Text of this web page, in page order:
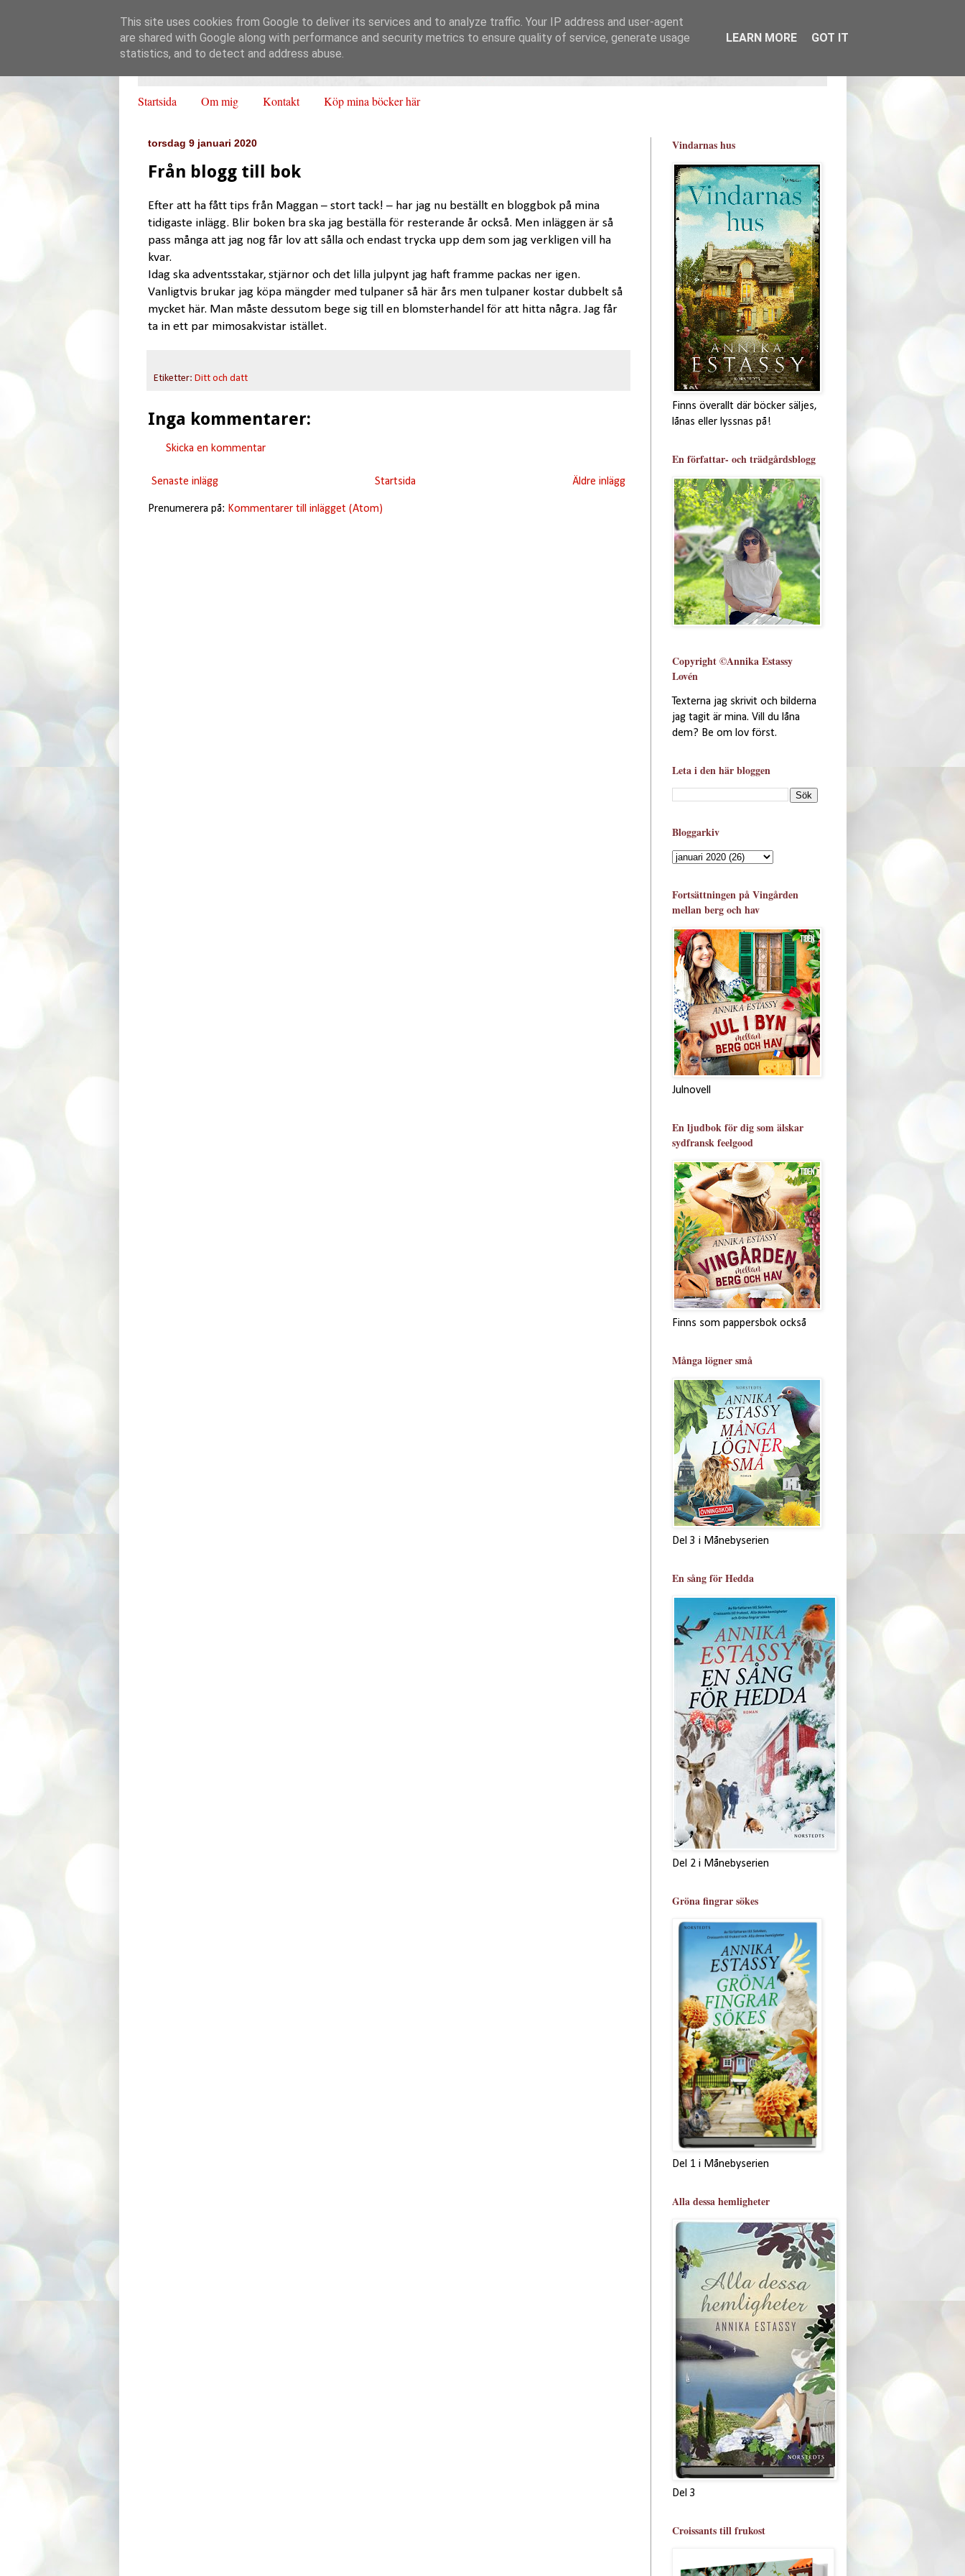
Startsida Om mig Kontakt Köp mina böcker här
torsdag 9 januari 2020
Från blogg till bok
Efter att ha fått tips från Maggan – stort tack! – har jag nu beställt en bloggbok på mina
tidigaste inlägg. Blir boken bra ska jag beställa för resterande år också. Men inläggen är så
pass många att jag nog får lov att sålla och endast trycka upp dem som jag verkligen vill ha
kvar.
Idag ska adventsstakar, stjärnor och det lilla julpynt jag haft framme packas ner igen.
Vanligtvis brukar jag köpa mängder med tulpaner så här års men tulpaner kostar dubbelt så
mycket här. Man måste dessutom bege sig till en blomsterhandel för att hitta några. Jag får
ta in ett par mimosakvistar istället.
Etiketter: Ditt och datt
Inga kommentarer:
Skicka en kommentar
Senaste inlägg Äldre inlägg
Startsida
Prenumerera på: Kommentarer till inlägget (Atom)
Vindarnas hus
Finns överallt där böcker säljes,
lånas eller lyssnas på!
En författar- och trädgårdsblogg
Copyright ©Annika Estassy
Lovén
Texterna jag skrivit och bilderna
jag tagit är mina. Vill du låna
dem? Be om lov först.
Leta i den här bloggen
Bloggarkiv
Fortsättningen på Vingården
mellan berg och hav
Julnovell
En ljudbok för dig som älskar
sydfransk feelgood
Finns som pappersbok också
Många lögner små
Del 3 i Månebyserien
En sång för Hedda
Del 2 i Månebyserien
Gröna fingrar sökes
Del 1 i Månebyserien
Alla dessa hemligheter
Del 3
Croissants till frukost
This site uses cookies from Google to deliver its services and to analyze traffic. Your IP address and user-agent
are shared with Google along with performance and security metrics to ensure quality of service, generate usage
statistics, and to detect and address abuse.
LEARN MORE GOT IT